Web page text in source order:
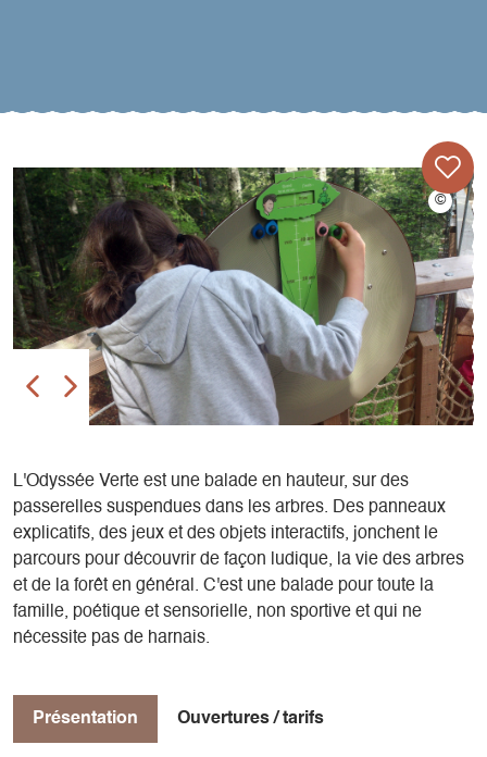
L'Odyssée Verte est une balade en hauteur, sur des
passerelles suspendues dans les arbres. Des panneaux
explicatifs, des jeux et des objets interactifs, jonchent le
parcours pour découvrir de façon ludique, la vie des arbres
et de la forêt en général. C'est une balade pour toute la
famille, poétique et sensorielle, non sportive et qui ne
nécessite pas de harnais.
Présentation Ouvertures / tarifs